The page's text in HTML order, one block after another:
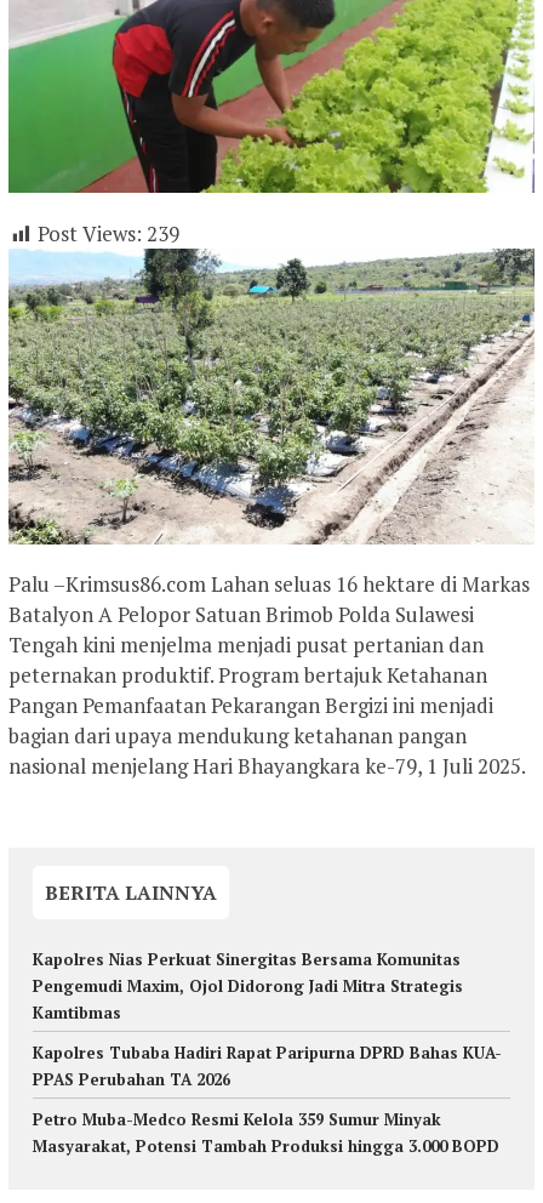
Post Views: 239
Palu –Krimsus86.com Lahan seluas 16 hektare di Markas
Batalyon A Pelopor Satuan Brimob Polda Sulawesi
Tengah kini menjelma menjadi pusat pertanian dan
peternakan produktif. Program bertajuk Ketahanan
Pangan Pemanfaatan Pekarangan Bergizi ini menjadi
bagian dari upaya mendukung ketahanan pangan
nasional menjelang Hari Bhayangkara ke-79, 1 Juli 2025.
BERITA LAINNYA
Kapolres Nias Perkuat Sinergitas Bersama Komunitas
Pengemudi Maxim, Ojol Didorong Jadi Mitra Strategis
Kamtibmas
Kapolres Tubaba Hadiri Rapat Paripurna DPRD Bahas KUA-
PPAS Perubahan TA 2026
Petro Muba-Medco Resmi Kelola 359 Sumur Minyak
Masyarakat, Potensi Tambah Produksi hingga 3.000 BOPD